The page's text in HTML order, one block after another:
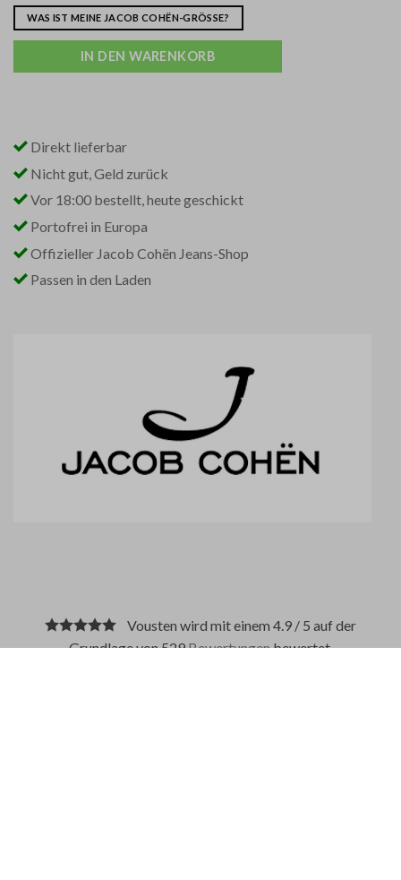
WAS IST MEINE JACOB COHËN-GRÖSSE?
IN DEN WARENKORB
Direkt lieferbar
Nicht gut, Geld zurück
Vor 18:00 bestellt, heute geschickt
Portofrei in Europa
Offizieller Jacob Cohën Jeans-Shop
Passen in den Laden
Vousten wird mit einem 4.9 / 5 auf der
Grundlage von 529Bewertungenbewertet.